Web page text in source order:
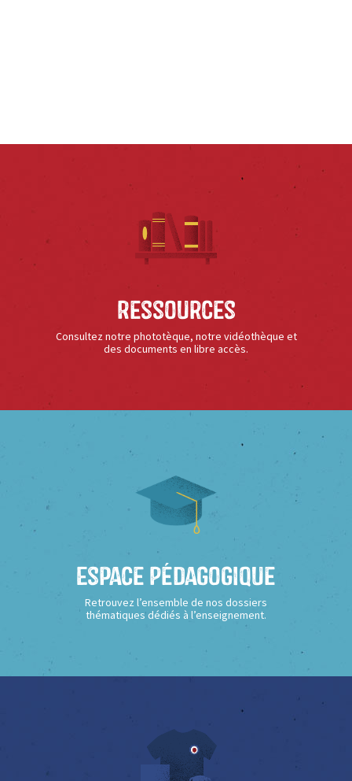
Ressources
Consultez notre phototèque, notre vidéothèque et
des documents en libre accès.
Espace Pédagogique
Retrouvez l’ensemble de nos dossiers
thématiques dédiés à l’enseignement.